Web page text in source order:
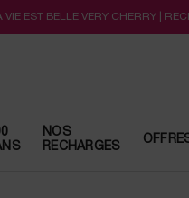
VIE EST BELLE VERY CHERRY |
NOS
RECHARGES